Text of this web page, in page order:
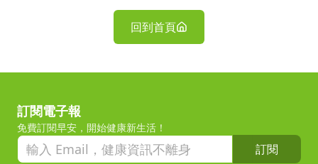
回到首頁
訂閱電子報
免費訂閱早安，開始健康新生活！
訂閱